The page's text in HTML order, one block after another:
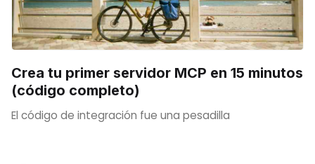
Crea tu primer servidor MCP en 15 minutos
(código completo)
El código de integración fue una pesadilla